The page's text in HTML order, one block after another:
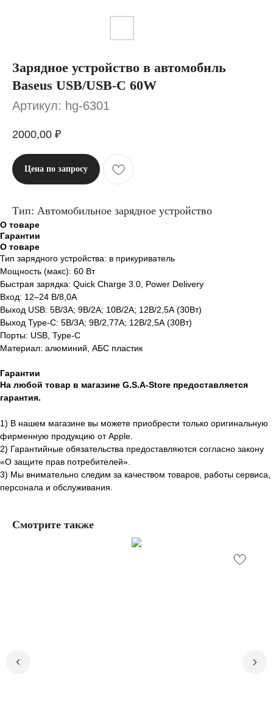
Зарядное устройство в автомобиль
Baseus USB/USB-C 60W
Артикул: hg-6301
2000,00 ₽
Цена по запросу
Тип: Автомобильное зарядное устройство
О товаре
Гарантии
О товаре
Тип зарядного устройства: в прикуриватель
Мощность (макс): 60 Вт
Быстрая зарядка: Quick Charge 3.0, Power Delivery
Вход: 12–24 В/8,0А
Выход USB: 5В/3А; 9В/2А; 10В/2А; 12В/2,5А (30Вт)
Выход Type-C: 5В/3А; 9В/2,77А; 12В/2,5А (30Вт)
Порты: USB, Type-C
Материал: алюминий, АБС пластик
Гарантии
На любой товар в магазине G.S.A-Store предоставляется
гарантия.
1) В нашем магазине вы можете приобрести только оригинальную
фирменную продукцию от Apple.
2) Гарантийные обязательства предоставляются согласно закону
«О защите прав потребителей».
3) Мы внимательно следим за качеством товаров, работы сервиса,
персонала и обслуживания.
Смотрите также
Закажите бесплатный звонок и наши